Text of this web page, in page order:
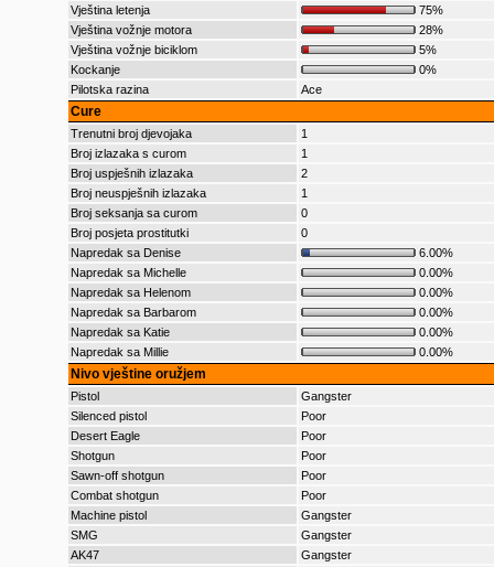
Vještina letenja
75%
Vještina vožnje motora
28%
Vještina vožnje biciklom
5%
Kockanje
0%
Pilotska razina
Ace
Cure
Trenutni broj djevojaka
1
Broj izlazaka s curom
1
Broj uspješnih izlazaka
2
Broj neuspješnih izlazaka
1
Broj seksanja sa curom
0
Broj posjeta prostitutki
0
Napredak sa Denise
6.00%
Napredak sa Michelle
0.00%
Napredak sa Helenom
0.00%
Napredak sa Barbarom
0.00%
Napredak sa Katie
0.00%
Napredak sa Millie
0.00%
Nivo vještine oružjem
Pistol
Gangster
Silenced pistol
Poor
Desert Eagle
Poor
Shotgun
Poor
Sawn-off shotgun
Poor
Combat shotgun
Poor
Machine pistol
Gangster
SMG
Gangster
AK47
Gangster